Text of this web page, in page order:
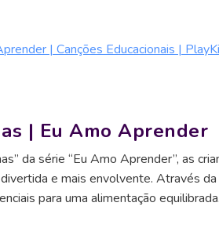
| Canções Educacionais |
| Eu Amo Aprender
da série “Eu Amo Aprender”, as
e mais envolvente. Através da
para uma alimentação equilibrada.